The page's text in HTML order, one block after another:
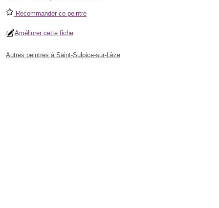
Recommander ce peintre
Améliorer cette fiche
Autres peintres à Saint-Sulpice-sur-Lèze